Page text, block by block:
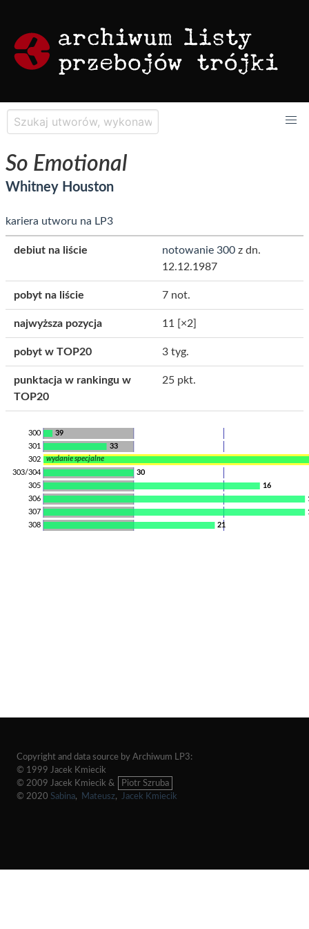
So Emotional
Whitney Houston
kariera utworu na LP3
debiut na liście notowanie 300 z dn.
12.12.1987
pobyt na liście 7 not.
najwyższa pozycja 11 [×2]
pobyt w TOP20 3 tyg.
punktacja w rankingu w
TOP20
25 pkt.
39
300
33
301
wydanie specjalne
302
30
303/304
16
305
306
307
21
308
Copyright and data source by Archiwum LP3:
© 1999 Jacek Kmiecik
© 2009 Jacek Kmiecik &
Piotr Szruba
© 2020 Sabina, Mateusz, Jacek Kmiecik